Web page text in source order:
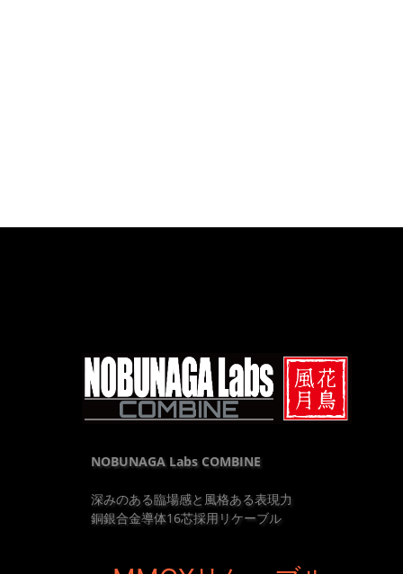
NOBUNAGA Labs COMBINE
深みのある臨場感と風格ある表現力
銅銀合金導体16芯採用リケーブル